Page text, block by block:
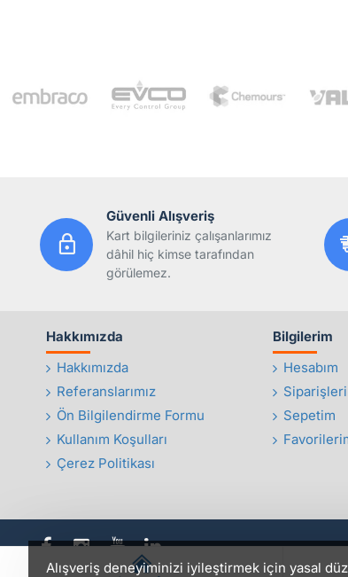
Alışveriş deneyiminizi iyileştirmek için yasal
Güvenli Alışveriş
Kart bilgileriniz çalışanlarımız
dâhil hiç kimse tarafından
görülemez.
Hakkımızda
Hakkımızda
Referanslarımız
Ön Bilgilendirme Formu
Kullanım Koşulları
Çerez Politikası
Bilgilerim
Hesabım
Sepetim